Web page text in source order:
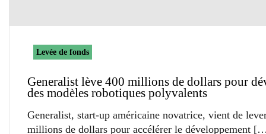
Levée de fonds
Generalist lève 400 millions de dollars pour
des modèles robotiques polyvalents
Generalist, start-up américaine novatrice, vient de
millions de dollars pour accélérer le développement